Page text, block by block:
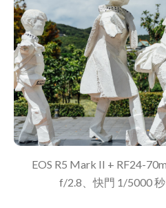
EOS R5 Mark II + RF24-
f/2.8、快門 1/5000